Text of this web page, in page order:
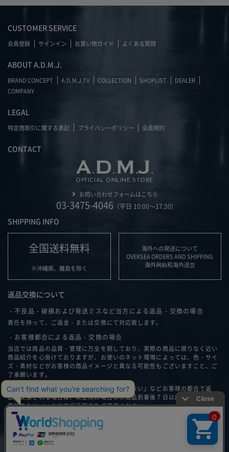
CUSTOMER SERVICE
会員登録 サインイン お買い物ガイド よくある質問
ABOUT A.D.M.J.
BRAND CONCEPT A.D.M.J.TV COLLECTION SHOPLIST
DEALER
COMPANY
LEGAL
特定商取引に関する表記 プライバシーポリシー 会員規約
CONTACT
OFFICIAL ONLINE STORE
お問い合わせフォームはこちら
03-3475-4046 （平日 10:00～17:30)
SHIPPING INFO
全国送料無料
※沖縄県、離島を除く
海外への発送について
OVERSEA ORDERS AND SHIPPING
海外网购和海外送货
返品交換について
・不良品・破損および発送ミスなど当方による返品・交換の場合
責任を持って、ご返金・または交換にて対応致します。
・お客様都合による返品・交換の場合
当店では商品の品質・管理に万全を期しており、実際の商品に限りなく近い
商品紹介を心掛けておりますが、お使いのネット環境によっては、色・サイ
ズ・素材などがお客様の商品イメージと異なる可能性もございますこと、ご
了承願います。
「思ったイメージと違う」、「サイズが合わない」などお客様の都合で返
品・交換される場合は、未使用の場合のみ商品到着後７日以内に弊社へ、お
電話またはメールにて返品理由をご連絡ください。
返品・交換について詳細はこちら
Copyright A.D.M.J - Accessoires De Mademoiselle Limited Company - All